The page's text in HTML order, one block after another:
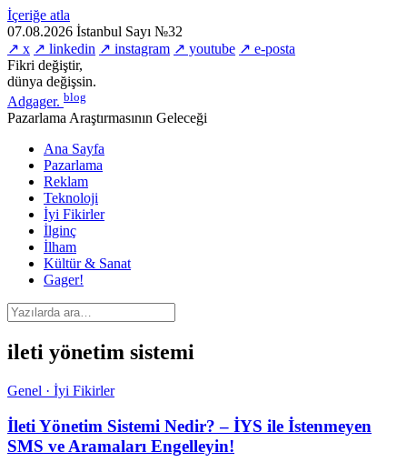
İçeriğe atla
07.08.2026 İstanbul Sayı №32
↗ x ↗ linkedin ↗ instagram ↗ youtube ↗ e-posta
Fikri değiştir,
dünya değişsin.
Adgager. blog
Pazarlama Araştırmasının Geleceği
Ana Sayfa
Pazarlama
Reklam
Teknoloji
İyi Fikirler
İlginç
İlham
Kültür & Sanat
Gager!
ileti yönetim sistemi
Genel · İyi Fikirler
İleti Yönetim Sistemi Nedir? – İYS ile İstenmeyen
SMS ve Aramaları Engelleyin!